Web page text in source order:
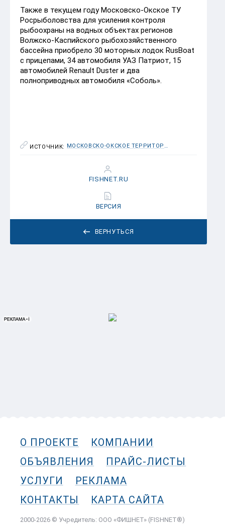
Также в текущем году Московско-Окское ТУ
Росрыболовства для усиления контроля
рыбоохраны на водных объектах регионов
Волжско-Каспийского рыбохозяйственного
бассейна приобрело 30 моторных лодок RusBoat
с прицепами, 34 автомобиля УАЗ Патриот, 15
автомобилей Renault Duster и два
полноприводных автомобиля «Соболь».
ИСТОЧНИК: МОСКОВСКО-ОКСКОЕ ТЕРРИТОРИАЛЬНОЕ УПРАВЛЕНИЕ ФЕДЕРАЛЬНОГО АГЕНТСТВА ПО РЫБОЛОВСТВУ
ВЕРНУТЬСЯ
FISHNET.RU
ВЕРСИЯ
О ПРОЕКТЕ
КОМПАНИИ
ОБЪЯВЛЕНИЯ
ПРАЙС-ЛИСТЫ
УСЛУГИ
РЕКЛАМА
КОНТАКТЫ
КАРТА САЙТА
2000-2026 © Учредитель: ООО «ФИШНЕТ» (FISHNET®)